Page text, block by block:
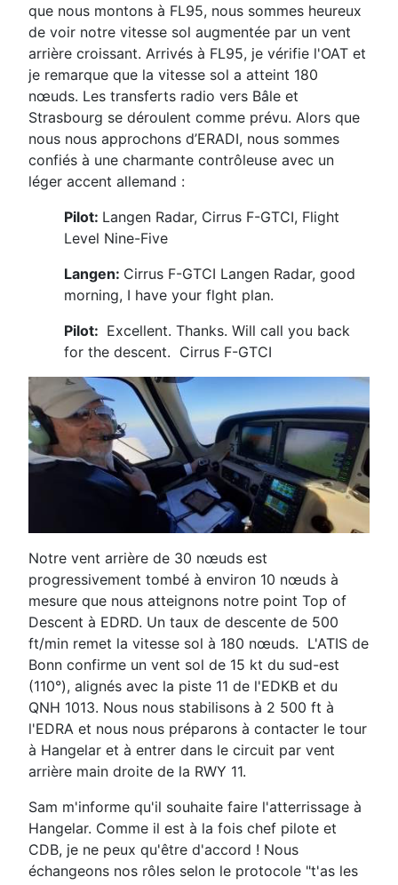
que nous montons à FL95, nous sommes heureux
de voir notre vitesse sol augmentée par un vent
arrière croissant. Arrivés à FL95, je vérifie l'OAT et
je remarque que la vitesse sol a atteint 180
nœuds. Les transferts radio vers Bâle et
Strasbourg se déroulent comme prévu. Alors que
nous nous approchons d’ERADI, nous sommes
confiés à une charmante contrôleuse avec un
léger accent allemand :
Pilot: Langen Radar, Cirrus F-GTCI, Flight
Level Nine-Five
Langen: Cirrus F-GTCI Langen Radar, good
morning, I have your flght plan.
Pilot: Excellent. Thanks. Will call you back
for the descent. Cirrus F-GTCI
Notre vent arrière de 30 nœuds est
progressivement tombé à environ 10 nœuds à
mesure que nous atteignons notre point Top of
Descent à EDRD. Un taux de descente de 500
ft/min remet la vitesse sol à 180 nœuds. L'ATIS de
Bonn confirme un vent sol de 15 kt du sud-est
(110°), alignés avec la piste 11 de l'EDKB et du
QNH 1013. Nous nous stabilisons à 2 500 ft à
l'EDRA et nous nous préparons à contacter le tour
à Hangelar et à entrer dans le circuit par vent
arrière main droite de la RWY 11.
Sam m'informe qu'il souhaite faire l'atterrissage à
Hangelar. Comme il est à la fois chef pilote et
CDB, je ne peux qu'être d'accord ! Nous
échangeons nos rôles selon le protocole "t'as les